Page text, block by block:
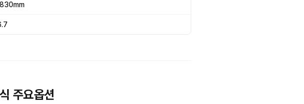
주요옵션